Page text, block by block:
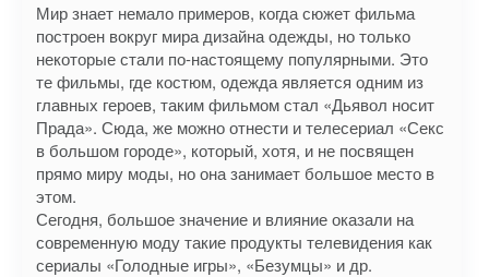
Мир знает немало примеров, когда сюжет фильма
построен вокруг мира дизайна одежды, но только
некоторые стали по-настоящему популярными. Это
те фильмы, где костюм, одежда является одним из
главных героев, таким фильмом стал «Дьявол носит
Прада». Сюда, же можно отнести и телесериал «Секс
в большом городе», который, хотя, и не посвящен
прямо миру моды, но она занимает большое место в
этом.
Сегодня, большое значение и влияние оказали на
современную моду такие продукты телевидения как
сериалы «Голодные игры», «Безумцы» и др.